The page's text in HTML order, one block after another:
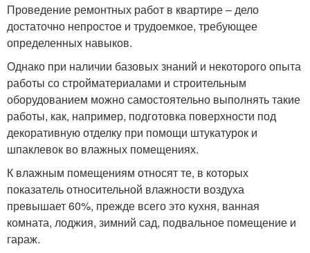
Проведение ремонтных работ в квартире – дело
достаточно непростое и трудоемкое, требующее
определенных навыков.
Однако при наличии базовых знаний и некоторого опыта
работы со стройматериалами и строительным
оборудованием можно самостоятельно выполнять такие
работы, как, например, подготовка поверхности под
декоративную отделку при помощи штукатурок и
шпаклевок во влажных помещениях.
К влажным помещениям относят те, в которых
показатель относительной влажности воздуха
превышает 60%, прежде всего это кухня, ванная
комната, лоджия, зимний сад, подвальное помещение и
гараж.